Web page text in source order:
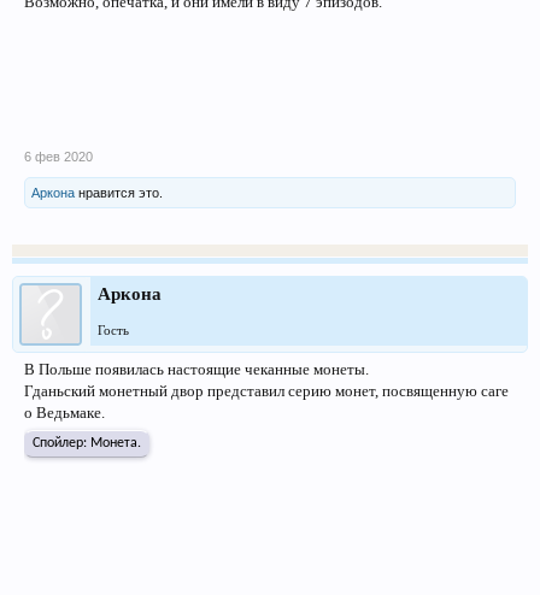
6 фев 2020
Аркона нравится это.
Аркона
Гость
В Польше появилась настоящие чеканные монеты.
Гданьский монетный двор представил серию монет, посвященную саге
о Ведьмаке.
Спойлер: Монета.